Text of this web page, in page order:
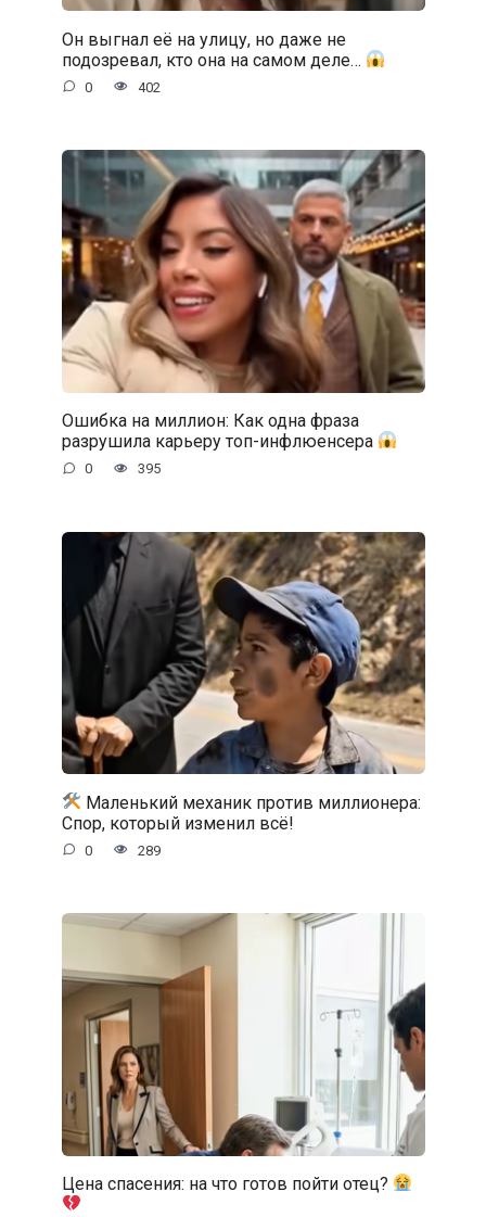
Он выгнал её на улицу, но даже не
подозревал, кто она на самом деле…
0 402
Ошибка на миллион: Как одна фраза
разрушила карьеру топ-инфлюенсера
0 395
Маленький механик против миллионера:
Спор, который изменил всё!
0 289
Цена спасения: на что готов пойти отец?